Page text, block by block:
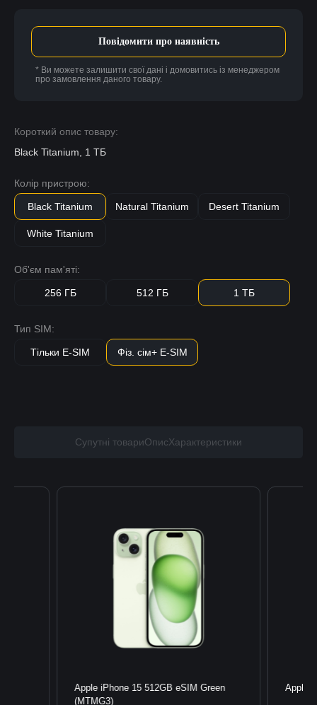
Короткий опис товару:
Black Titanium, 1 ТБ
Колір пристрою:
Black Titanium Natural Titanium Desert Titanium
White Titanium
Об'єм пам'яті:
256 ГБ 512 ГБ 1 ТБ
Тип SIM:
Тільки E-SIM Фіз. сім+ E-SIM
Повідомити про наявність
* Ви можете залишити свої дані і домовитись із менеджером
про замовлення даного товару.
Супутні товариОписХарактеристики
Apple iPhone 15 512GB eSIM Green
(MTMG3)
Apple